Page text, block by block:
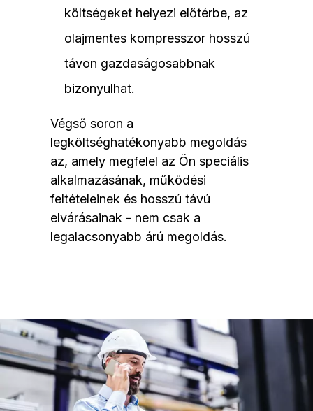
költségeket helyezi előtérbe, az
olajmentes kompresszor hosszú
távon gazdaságosabbnak
bizonyulhat.
Végső soron a
legköltséghatékonyabb megoldás
az, amely megfelel az Ön speciális
alkalmazásának, működési
feltételeinek és hosszú távú
elvárásainak - nem csak a
legalacsonyabb árú megoldás.